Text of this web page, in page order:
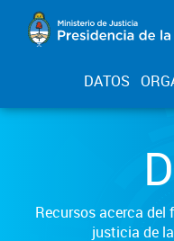
DATOS
Recursos acerca
justicia de